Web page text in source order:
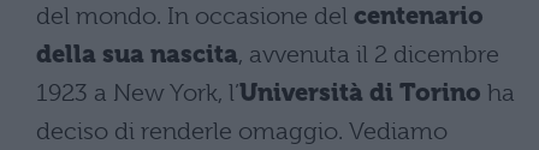
del mondo. In occasione del centenario
della sua nascita, avvenuta il 2 dicembre
1923 a New York, l’Università di Torino ha
deciso di renderle omaggio. Vediamo